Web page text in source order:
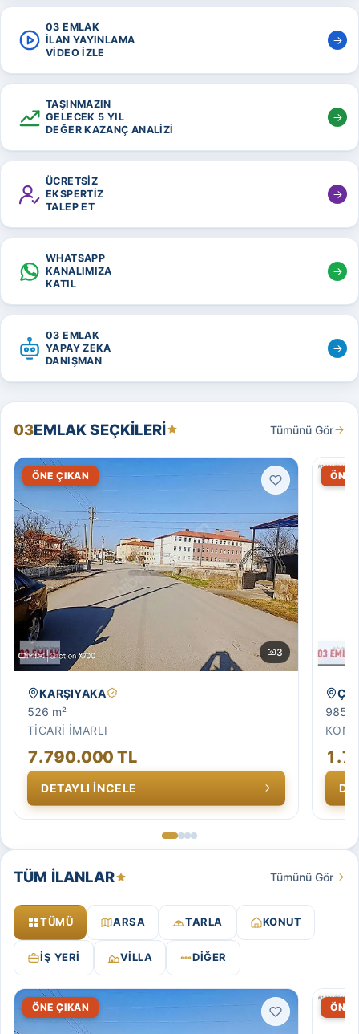
03 EMLAK
İLAN YAYINLAMA
VİDEO İZLE
TAŞINMAZIN
GELECEK 5 YIL
DEĞER KAZANÇ ANALİZİ
ÜCRETSİZ
EKSPERTİZ
TALEP ET
WHATSAPP
KANALIMIZA
KATIL
03 EMLAK
YAPAY ZEKA
DANIŞMAN
03EMLAK SEÇKILERI Tümünü Gör
ÖNE ÇIKAN
3
KARŞIYAKAEİDS doğrulamalı
526 m²
TİCARİ İMARLI
7.790.000 TL
DETAYLI İNCELE
— 03 EMLAK(Ahmet Baştuğ'dan) TİCARİ+ KONUT
ÖNE
985
—
TÜM İLANLAR Tümünü Gör
TÜMÜ ARSA TARLA KONUT
İŞ YERI VILLA DIĞER
ÖNE ÇIKAN ÖNE